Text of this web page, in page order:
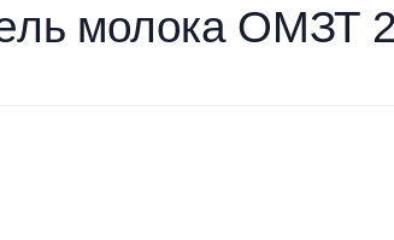
молока ОМЗТ